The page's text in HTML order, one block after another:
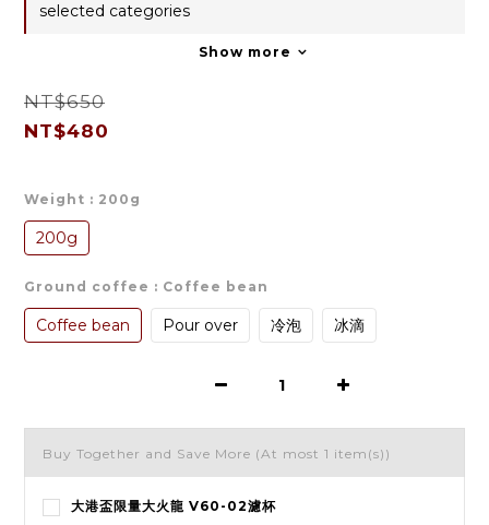
selected categories
Show more
NT$650
NT$480
Weight : 200g
200g
Ground coffee : Coffee bean
Coffee bean Pour over 冷泡 冰滴
Buy Together and Save More (At most 1 item(s))
大港盃限量大火龍 V60-02濾杯